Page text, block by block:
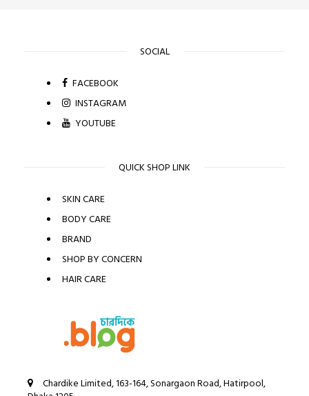
SOCIAL
FACEBOOK
INSTAGRAM
YOUTUBE
QUICK SHOP LINK
SKIN CARE
BODY CARE
BRAND
SHOP BY CONCERN
HAIR CARE
Chardike Limited, 163-164, Sonargaon Road, Hatirpool,